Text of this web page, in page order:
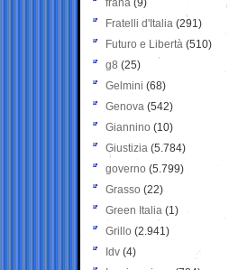
frana (9)
Fratelli d'Italia (291)
Futuro e Libertà (510)
g8 (25)
Gelmini (68)
Genova (542)
Giannino (10)
Giustizia (5.784)
governo (5.799)
Grasso (22)
Green Italia (1)
Grillo (2.941)
Idv (4)